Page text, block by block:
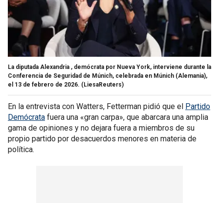
La diputada Alexandria , demócrata por Nueva York, interviene durante la
Conferencia de Seguridad de Múnich, celebrada en Múnich (Alemania),
el 13 de febrero de 2026. (LiesaReuters)
En la entrevista con Watters, Fetterman pidió que el Partido
Demócrata fuera una «gran carpa», que abarcara una amplia
gama de opiniones y no dejara fuera a miembros de su
propio partido por desacuerdos menores en materia de
política.